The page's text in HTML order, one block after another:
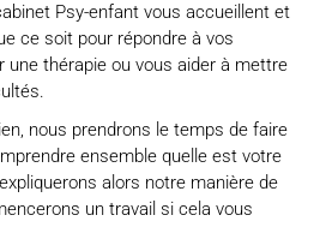
Psy-enfant vous accueillent et
ce soit pour répondre à vos
une thérapie ou vous aider à mettre
nous prendrons le temps de faire
ensemble quelle est votre
alors notre manière de
un travail si cela vous